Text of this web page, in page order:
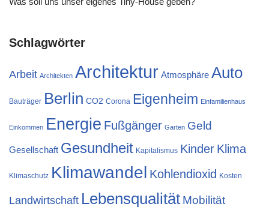
Schlagwörter
Arbeit Architekten Architektur Atmosphäre Auto
Bauträger Berlin CO2 Corona Eigenheim Einfamilienhaus
Einkommen Energie Fußgänger Garten Geld
Gesellschaft Gesundheit Kapitalismus Kinder Klima
Klimaschutz Klimawandel Kohlendioxid Kosten
Landwirtschaft Lebensqualität Mobilität